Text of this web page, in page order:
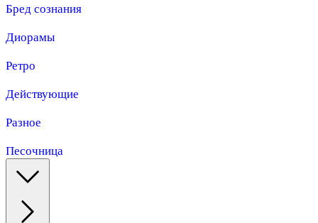
Бред сознания
Диорамы
Ретро
Действующие
Разное
Песочница